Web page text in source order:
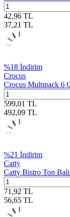
42,96 TL
37,21 TL
%18 İndirim
Crocus
Crocus Multıpack 6
599,01 TL
492,09 TL
%21 İndirim
Catty
Catty Bistro Ton
71,92 TL
56,65 TL